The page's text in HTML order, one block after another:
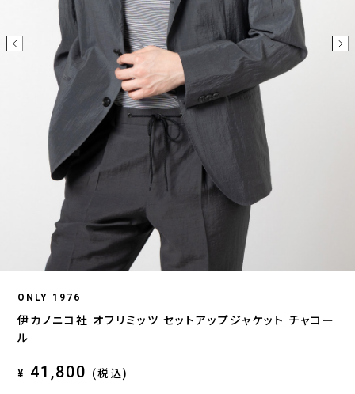
ONLY 1976
伊カノニコ社 オフリミッツ セットアップジャケット チャコー
ル
¥ 41,800 (税込)